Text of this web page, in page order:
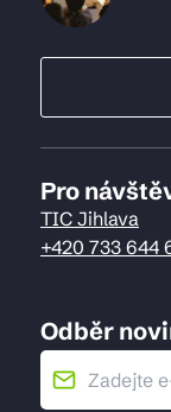
Pro
TIC Jihlava
+420 733 644
Odběr